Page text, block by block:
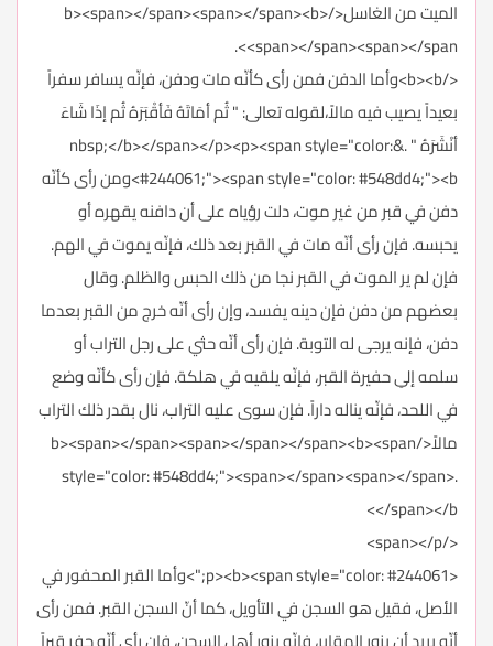
الميت من الغاسل</b><span></span><span></span><b>
<span></span><span></span>.
</b><b>وأما الدفن فمن رأى كأنّه مات ودفن، فإنّه يسافر سفراً
بعيداً يصيب فيه مالاً،لقوله تعالى: " ثُم أمَاتَهُ فَأقْبَرَهُ ثُم إذَا شَاءَ
أنْشَرَهُ " .&nbsp;</b></span></p><p><span style="color:
#244061;"><span style="color: #548dd4;"><b>ومن رأى كأنّه
دفن في قبر من غير موت، دلت رؤياه على أن دافنه يقهره أو
يحبسه. فإن رأى أنّه مات في القبر بعد ذلك، فإنّه يموت في الهم.
فإن لم ير الموت في القبر نجا من ذلك الحبس والظلم. وقال
بعضهم من دفن فإن دينه يفسد، وإن رأى أنّه خرج من القبر بعدما
دفن، فإنه يرجى له التوبة. فإن رأى أنّه حثي على رجل التراب أو
سلمه إلىِ حفيرة القبر، فإنّه يلقيه في هلكة. فإن رأى كأنّه وضع
في اللحد، فإنّه يناله داراً. فإن سوى عليه التراب، نال بقدر ذلك التراب
مالاً</b><span></span><span></span></span><b><span
style="color: #548dd4;"><span></span><span></span>.
</span></b>
</span></p>
<p><b><span style="color: #244061;">وأما القبر المحفور في
الأصل، فقيل هو السجن في التأويل، كما أنّ السجن القبر. فمن رأى